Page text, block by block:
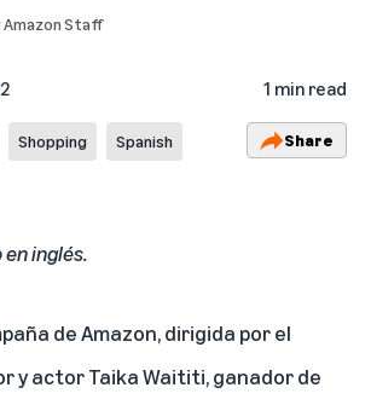
Amazon Staff
1 min read
Shopping Spanish Share
inglés.
de Amazon, dirigida por el
y actor Taika Waititi, ganador de